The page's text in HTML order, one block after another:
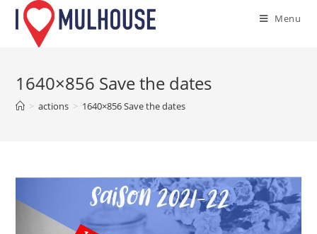
Skip
content
Menu
1640×856 Save the dates
> actions > 1640×856 Save the dates